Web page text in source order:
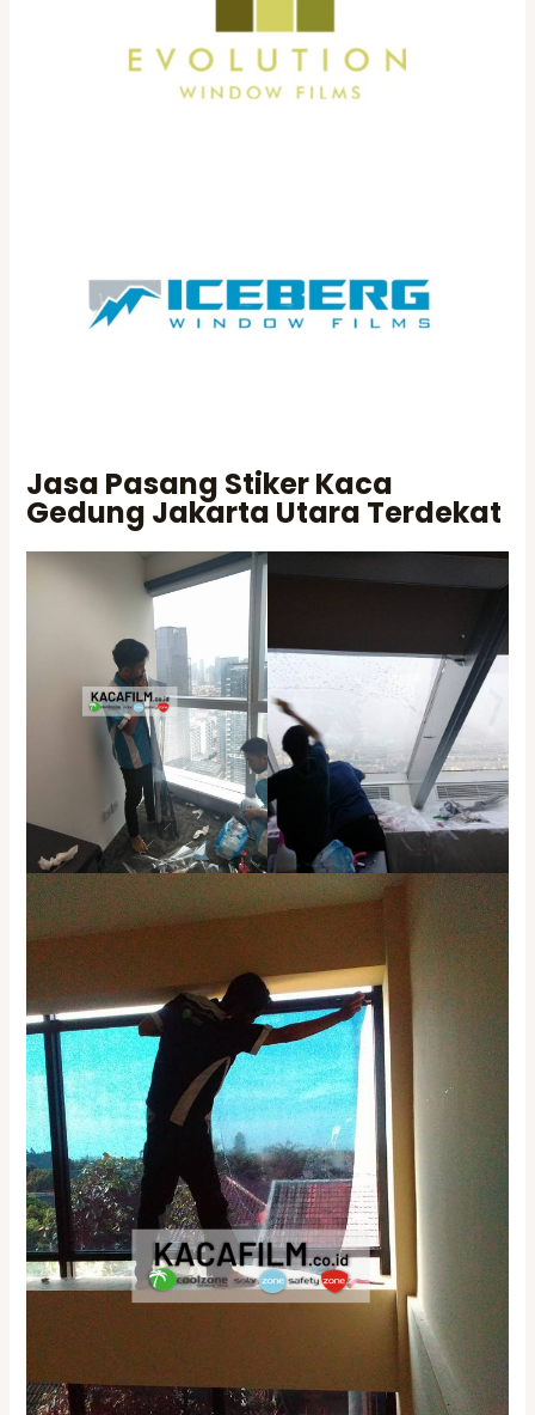
Jasa Pasang Stiker Kaca
Gedung Jakarta Utara Terdekat